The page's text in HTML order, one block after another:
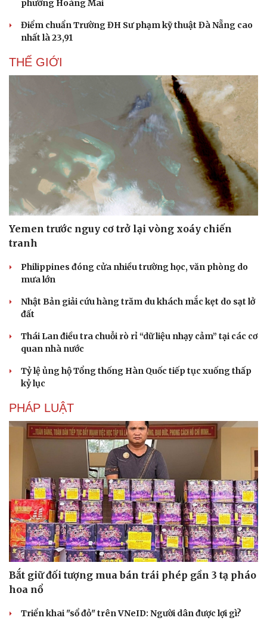
Du lịch
Tư vấn
Săn Tour
check-in
Podcast
Câu chuyện thời sự
Đọc truyện đêm khuya
Cửa sổ tình yêu
Kể chuyện cho bé
Hạt giống tâm hồn
phường Hoàng Mai
Điểm chuẩn Trường ĐH Sư phạm kỹ thuật Đà Nẵng cao
nhất là 23,91
THẾ GIỚI
Yemen trước nguy cơ trở lại vòng xoáy chiến
tranh
Philippines đóng cửa nhiều trường học, văn phòng do
mưa lớn
Nhật Bản giải cứu hàng trăm du khách mắc kẹt do sạt lở
đất
Thái Lan điều tra chuỗi rò rỉ “dữ liệu nhạy cảm” tại các cơ
quan nhà nước
Tỷ lệ ủng hộ Tổng thống Hàn Quốc tiếp tục xuống thấp
kỷ lục
PHÁP LUẬT
Bắt giữ đối tượng mua bán trái phép gần 3 tạ pháo
hoa nổ
Triển khai "sổ đỏ" trên VNeID: Người dân được lợi gì?